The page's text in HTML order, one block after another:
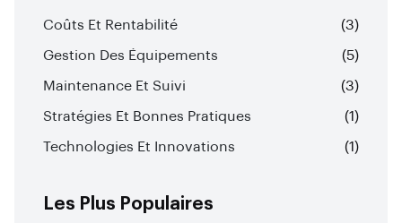
Coûts Et Rentabilité (3)
Gestion Des Équipements (5)
Maintenance Et Suivi (3)
Stratégies Et Bonnes Pratiques (1)
Technologies Et Innovations (1)
Les Plus Populaires